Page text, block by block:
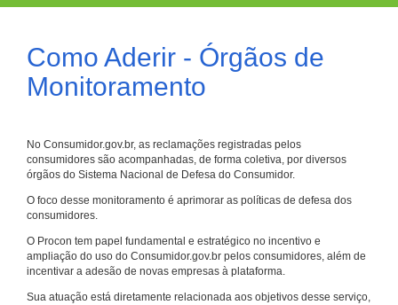
Como Aderir - Órgãos de
Monitoramento
No Consumidor.gov.br, as reclamações registradas pelos
consumidores são acompanhadas, de forma coletiva, por diversos
órgãos do Sistema Nacional de Defesa do Consumidor.
O foco desse monitoramento é aprimorar as políticas de defesa dos
consumidores.
O Procon tem papel fundamental e estratégico no incentivo e
ampliação do uso do Consumidor.gov.br pelos consumidores, além de
incentivar a adesão de novas empresas à plataforma.
Sua atuação está diretamente relacionada aos objetivos desse serviço,